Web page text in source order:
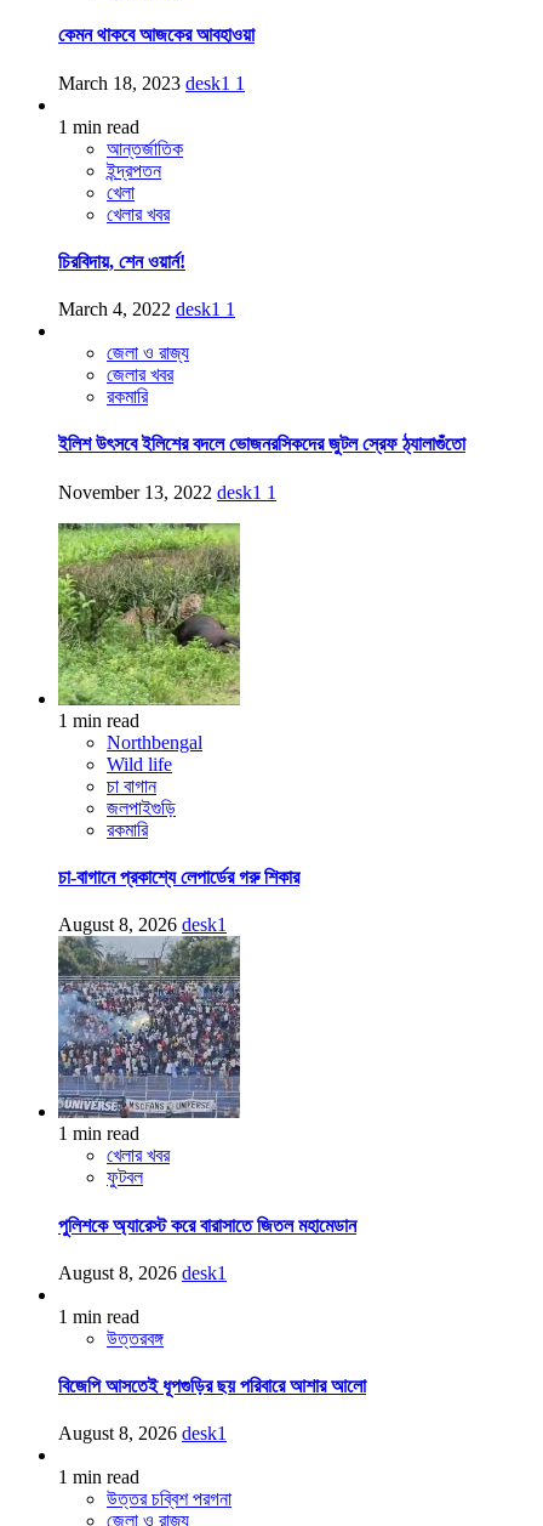
কেমন থাকবে আজকের আবহাওয়া
March 18, 2023 desk1 1
1 min read
আন্তর্জাতিক
ইন্দ্রপতন
খেলা
খেলার খবর
চিরবিদায়, শেন ওয়ার্ন!
March 4, 2022 desk1 1
জেলা ও রাজ্য
জেলার খবর
রকমারি
ইলিশ উৎসবে ইলিশের বদলে ভোজনরসিকদের জুটল স্রেফ ঠ্যালাগুঁতো
November 13, 2022 desk1 1
1 min read
Northbengal
Wild life
চা বাগান
জলপাইগুড়ি
রকমারি
চা-বাগানে প্রকাশ্যে লেপার্ডের গরু শিকার
August 8, 2026 desk1
1 min read
খেলার খবর
ফুটবল
পুলিশকে অ্যারেস্ট করে বারাসাতে জিতল মহামেডান
August 8, 2026 desk1
1 min read
উত্তরবঙ্গ
বিজেপি আসতেই ধূপগুড়ির ছয় পরিবারে আশার আলো
August 8, 2026 desk1
1 min read
উত্তর চব্বিশ পরগনা
জেলা ও রাজ্য